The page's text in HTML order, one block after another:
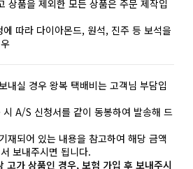
상품을 제외한 모든 상품은 주문 제작입
에 따라 다이아몬드, 원석, 진주 등 보석을
내실 경우 왕복 택배비는 고객님 부담입
시 A/S 신청서를 같이 동봉하여 발송해 드
재되어 있는 내용을 참고하여 해당 금액
보내주시면 됩니다.
고가 상품인 경우, 보험 가입 후 보내주시